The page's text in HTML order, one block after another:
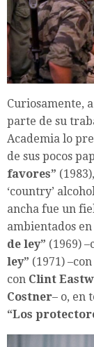
Curiosamente,
parte de su
Academia lo
de sus pocos
favores”
‘country’
ancha fue un
ambientados
de ley” (1969)
ley” (1971) –con
con Clint
Costner– o, en
“Los